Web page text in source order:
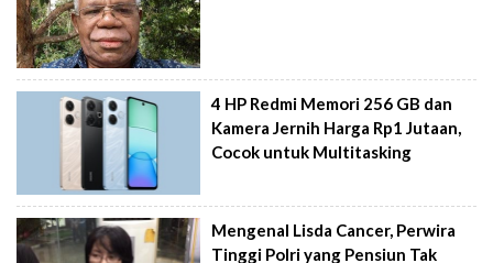
4 HP Redmi Memori 256 GB dan
Kamera Jernih Harga Rp1 Jutaan,
Cocok untuk Multitasking
Mengenal Lisda Cancer, Perwira
Tinggi Polri yang Pensiun Tak